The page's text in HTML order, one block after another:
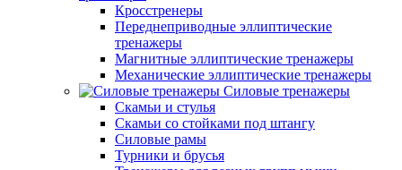
Кросстренеры
Переднеприводные эллиптические
тренажеры
Магнитные эллиптические тренажеры
Механические эллиптические тренажеры
Силовые тренажеры
Скамьи и стулья
Скамьи со стойками под штангу
Силовые рамы
Турники и брусья